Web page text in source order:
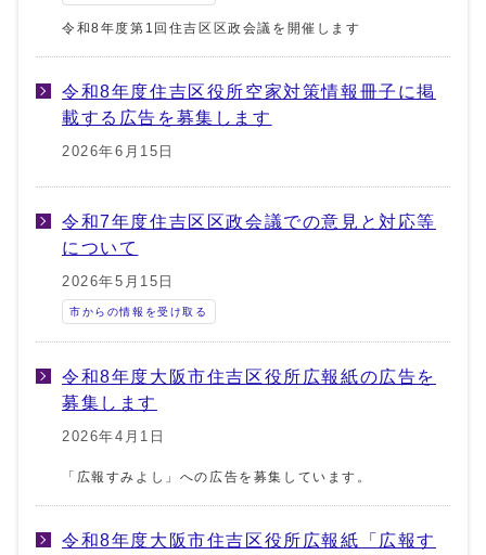
令和8年度第1回住吉区区政会議を開催します
令和8年度住吉区役所空家対策情報冊子に掲
載する広告を募集します
2026年6月15日
令和7年度住吉区区政会議での意見と対応等
について
2026年5月15日
市からの情報を受け取る
令和8年度大阪市住吉区役所広報紙の広告を
募集します
2026年4月1日
「広報すみよし」への広告を募集しています。
令和8年度大阪市住吉区役所広報紙「広報す